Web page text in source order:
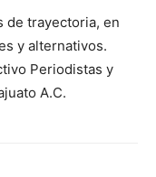
de trayectoria, en
y alternativos.
Periodistas y
A.C.